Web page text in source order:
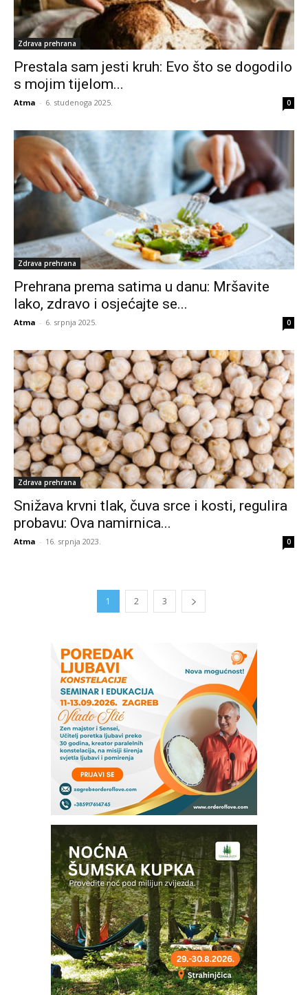
Zdrava prehrana
Prestala sam jesti kruh: Evo što se dogodilo
s mojim tijelom...
Atma - 6. studenoga 2025. 0
Zdrava prehrana
Prehrana prema satima u danu: Mršavite
lako, zdravo i osjećajte se...
Atma - 6. srpnja 2025. 0
Zdrava prehrana
Snižava krvni tlak, čuva srce i kosti, regulira
probavu: Ova namirnica...
Atma - 16. srpnja 2023. 0
1 2 3